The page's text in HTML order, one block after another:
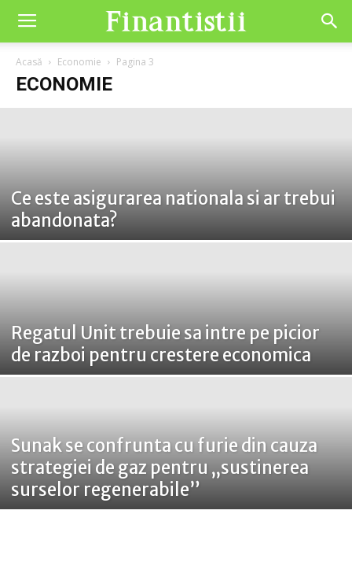
Acasă Economie Pagina 3
ECONOMIE
Ce este asigurarea nationala si ar trebui
abandonata?
Regatul Unit trebuie sa intre pe picior
de razboi pentru crestere economica
Sunak se confrunta cu furie din cauza
strategiei de gaz pentru „sustinerea
surselor regenerabile”